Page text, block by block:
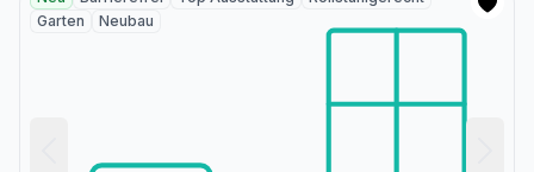
Garten
Neubau